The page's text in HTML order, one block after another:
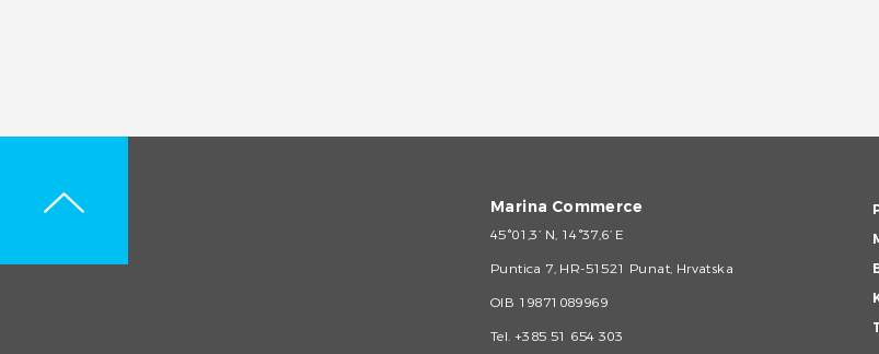
Marina Commerce
45°01,3’ N, 14°37,6’ E
Puntica 7, HR-51521 Punat, Hrvatska
OIB 19871089969
Tel. +385 51 654 303